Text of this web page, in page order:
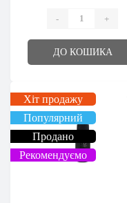
- +
ДО КОШИКА
Хіт продажу
Популярний
Продано
Рекомендуємо